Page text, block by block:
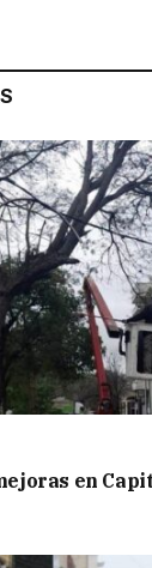
en